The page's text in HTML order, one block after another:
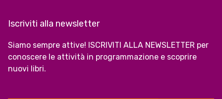
Iscriviti alla newsletter
Siamo sempre attive! ISCRIVITI ALLA NEWSLETTER per
conoscere le attività in programmazione e scoprire
nuovi libri.